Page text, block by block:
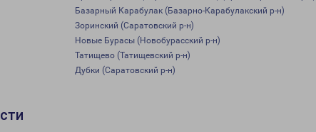
Базарный Карабулак (Базарно-Карабулакский р-н)
Зоринский (Саратовский р-н)
Новые Бурасы (Новобурасский р-н)
Татищево (Татищевский р-н)
Дубки (Саратовский р-н)